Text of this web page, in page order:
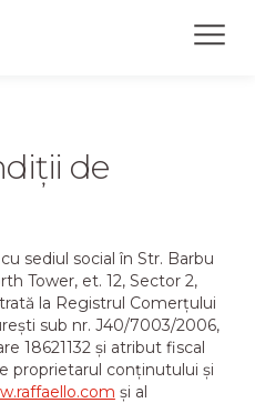
noastre
Raffaello
de
sediul social în Str. Barbu
Tower, et. 12, Sector 2,
la Registrul Comerțului
sub nr. J40/7003/2006,
18621132 și atribut fiscal
proprietarul conținutului și
și al